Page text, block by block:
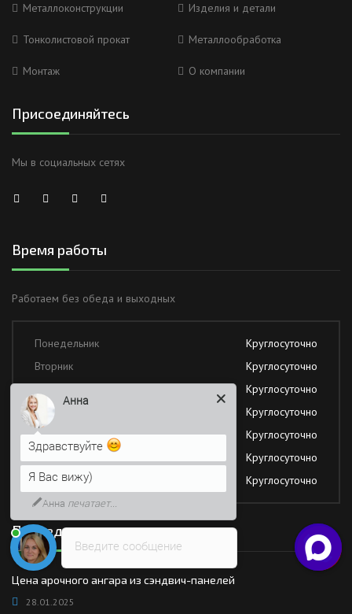
Металлоконструкции Изделия и детали
Тонколистовой прокат Металлообработка
Монтаж О компании
Присоединяйтесь
Мы в социальных сетях
Время работы
Работаем без обеда и выходных
Понедельник
Круглосуточно
Вторник
Круглосуточно
Круглосуточно
Четверг
Круглосуточно
Пятница
Круглосуточно
Суббота
Круглосуточно
Воскресение
Круглосуточно
Последние новости
Цена арочного ангара из сэндвич-панелей
28.01.2025
Введите сообщение
Анна
Здравствуйте
Я Вас вижу)
Анна печатает...